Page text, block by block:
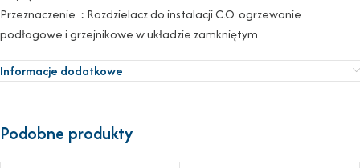
Przeznaczenie : Rozdzielacz do instalacji C.O. ogrzewanie
podłogowe i grzejnikowe w układzie zamkniętym
Informacje dodatkowe
Podobne produkty